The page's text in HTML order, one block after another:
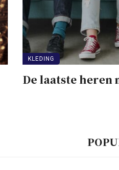
KLEDING
De laatste heren